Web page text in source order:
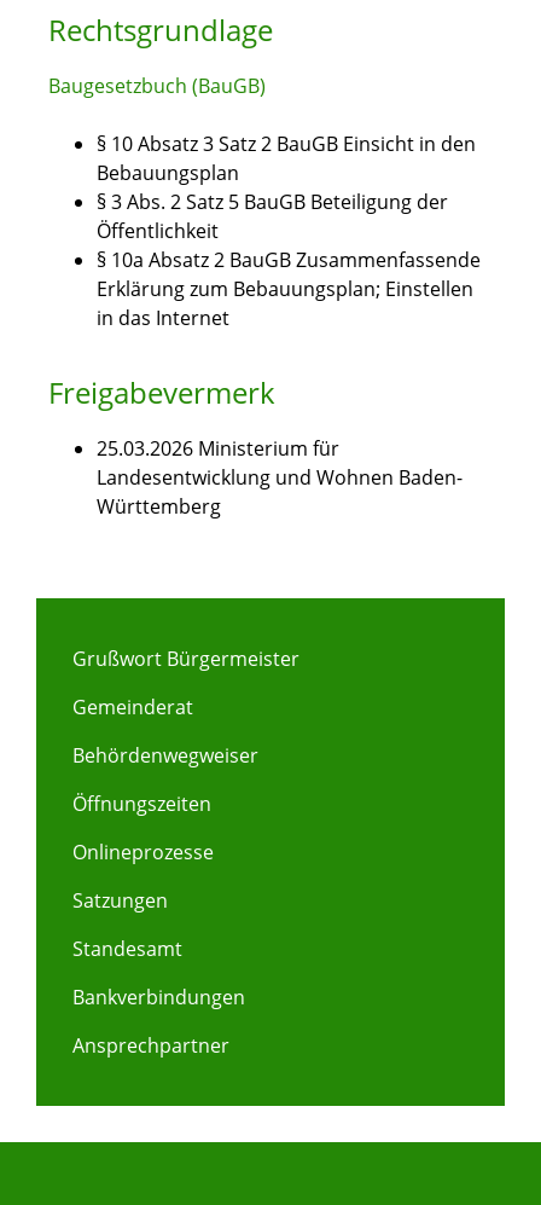
Rechtsgrundlage
Baugesetzbuch (BauGB)
§ 10 Absatz 3 Satz 2 BauGB Einsicht in den
Bebauungsplan
§ 3 Abs. 2 Satz 5 BauGB Beteiligung der
Öffentlichkeit
§ 10a Absatz 2 BauGB Zusammenfassende
Erklärung zum Bebauungsplan; Einstellen
in das Internet
Freigabevermerk
25.03.2026 Ministerium für
Landesentwicklung und Wohnen Baden-
Württemberg
Grußwort Bürgermeister
Gemeinderat
Behördenwegweiser
Öffnungszeiten
Onlineprozesse
Satzungen
Standesamt
Bankverbindungen
Ansprechpartner